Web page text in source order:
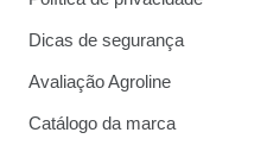
Dicas de segurança
Avaliação Agroline
Catálogo da marca